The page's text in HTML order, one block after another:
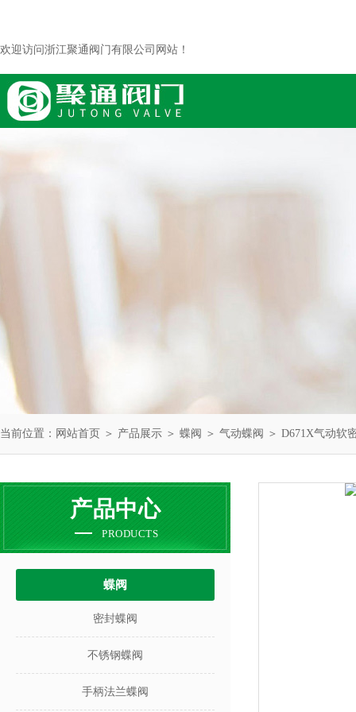
欢迎访问浙江聚通阀门有限公司网站！
当前位置： 网站首页 ＞ 产品展示 ＞ 蝶阀 ＞ 气动蝶阀 ＞ D671X气动软
产品中心
PRODUCTS
蝶阀
密封蝶阀
不锈钢蝶阀
手柄法兰蝶阀